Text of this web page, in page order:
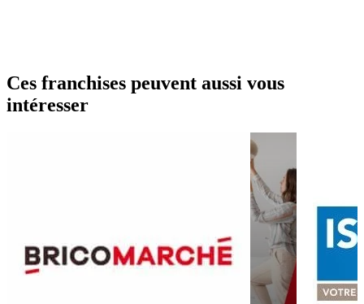
Ces franchises peuvent aussi vous
intéresser